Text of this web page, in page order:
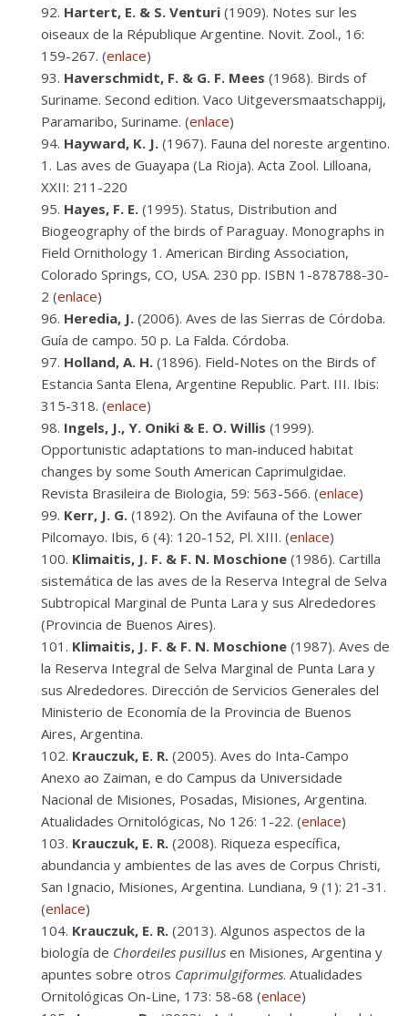
Hartert, E. & S. Venturi (1909). Notes sur les
oiseaux de la République Argentine. Novit. Zool., 16:
159-267. (enlace)
Haverschmidt, F. & G. F. Mees (1968). Birds of
Suriname. Second edition. Vaco Uitgeversmaatschappij,
Paramaribo, Suriname. (enlace)
Hayward, K. J. (1967). Fauna del noreste argentino.
1. Las aves de Guayapa (La Rioja). Acta Zool. Lilloana,
XXII: 211-220
Hayes, F. E. (1995). Status, Distribution and
Biogeography of the birds of Paraguay. Monographs in
Field Ornithology 1. American Birding Association,
Colorado Springs, CO, USA. 230 pp. ISBN 1-878788-30-
2 (enlace)
Heredia, J. (2006). Aves de las Sierras de Córdoba.
Guía de campo. 50 p. La Falda. Córdoba.
Holland, A. H. (1896). Field-Notes on the Birds of
Estancia Santa Elena, Argentine Republic. Part. III. Ibis:
315-318. (enlace)
Ingels, J., Y. Oniki & E. O. Willis (1999).
Opportunistic adaptations to man-induced habitat
changes by some South American Caprimulgidae.
Revista Brasileira de Biologia, 59: 563-566. (enlace)
Kerr, J. G. (1892). On the Avifauna of the Lower
Pilcomayo. Ibis, 6 (4): 120-152, Pl. XIII. (enlace)
Klimaitis, J. F. & F. N. Moschione (1986). Cartilla
sistemática de las aves de la Reserva Integral de Selva
Subtropical Marginal de Punta Lara y sus Alrededores
(Provincia de Buenos Aires).
Klimaitis, J. F. & F. N. Moschione (1987). Aves de
la Reserva Integral de Selva Marginal de Punta Lara y
sus Alrededores. Dirección de Servicios Generales del
Ministerio de Economía de la Provincia de Buenos
Aires, Argentina.
Krauczuk, E. R. (2005). Aves do Inta-Campo
Anexo ao Zaiman, e do Campus da Universidade
Nacional de Misiones, Posadas, Misiones, Argentina.
Atualidades Ornitológicas, No 126: 1-22. (enlace)
Krauczuk, E. R. (2008). Riqueza específica,
abundancia y ambientes de las aves de Corpus Christi,
San Ignacio, Misiones, Argentina. Lundiana, 9 (1): 21-31.
(enlace)
Krauczuk, E. R. (2013). Algunos aspectos de la
biología de Chordeiles pusillus en Misiones, Argentina y
apuntes sobre otros Caprimulgiformes. Atualidades
Ornitológicas On-Line, 173: 58-68 (enlace)